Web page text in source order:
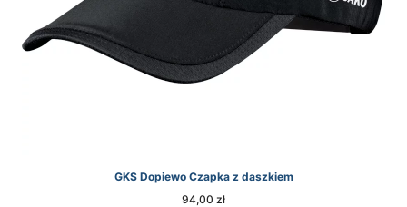
GKS Dopiewo Czapka z daszkiem
94,00 zł